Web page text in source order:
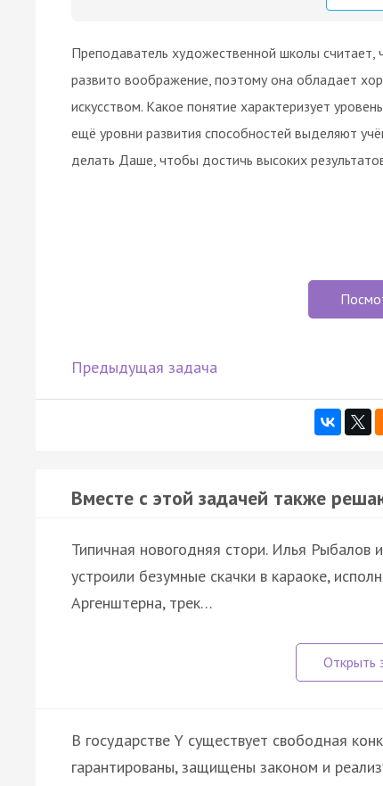
Преподаватель художественной школы считает,
развито воображение, поэтому она обладает
искусством. Какое понятие характеризует
ещё уровни развития способностей выделяют
делать Даше, чтобы достичь высоких
Предыдущая задача
Вместе с этой задачей также
Типичная новогодняя стори. Илья
устроили безумные скачки в караоке,
Аргенштерна, трек…
В государстве Y существует свободная
гарантированы, защищены законом и